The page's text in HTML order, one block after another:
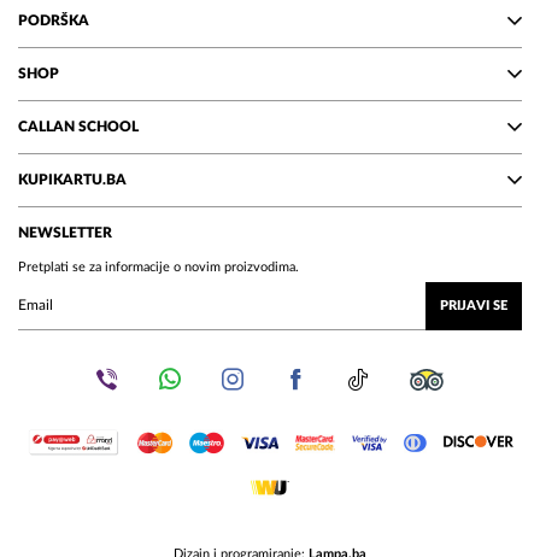
PODRŠKA
SHOP
CALLAN SCHOOL
KUPIKARTU.BA
NEWSLETTER
Pretplati se za informacije o novim proizvodima.
PRIJAVI SE
Dizajn i programiranje: Lampa.ba